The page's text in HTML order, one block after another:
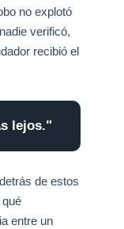
no explotó
verificó,
recibió el
lejos."
de estos
entre un